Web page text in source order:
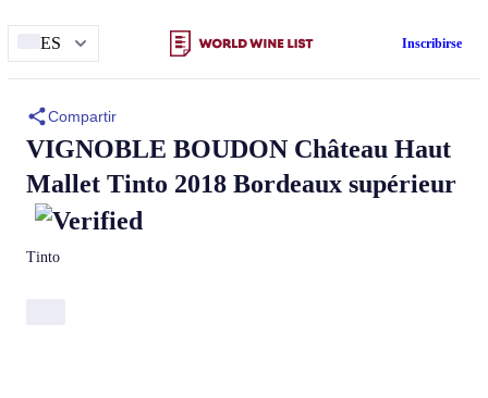
ES Inscribirse
Compartir
VIGNOBLE BOUDON Château Haut
Mallet Tinto 2018 Bordeaux supérieur
Tinto